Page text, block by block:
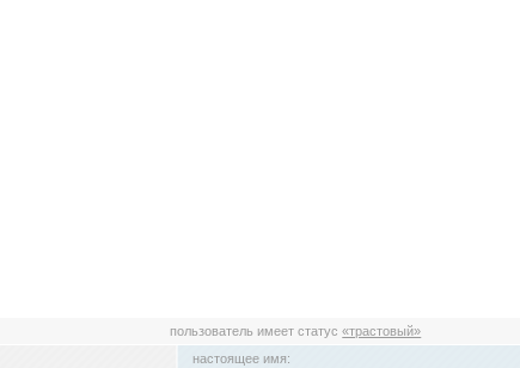
пользователь имеет статус«трастовый»
настоящее имя: